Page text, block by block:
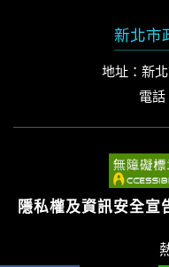
新北市
地址：新
電話
隱私權及資訊安全宣